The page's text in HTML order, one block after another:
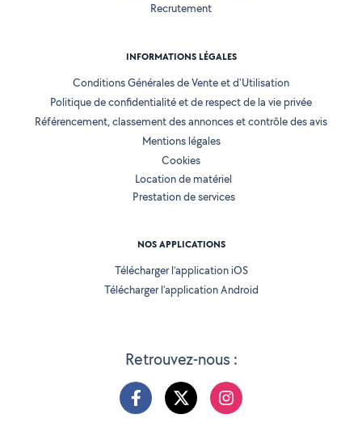
Retrouvez-nous :
Recrutement
INFORMATIONS LÉGALES
Conditions Générales de Vente et d'Utilisation
Politique de confidentialité et de respect de la vie privée
Référencement, classement des annonces et contrôle des avis
Mentions légales
Cookies
Location de matériel
Prestation de services
NOS APPLICATIONS
Télécharger l’application iOS
Télécharger l’application Android